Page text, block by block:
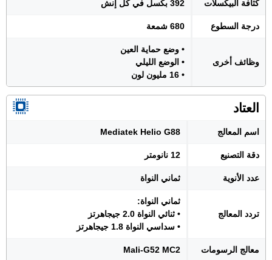
كثافة البيكسلات 392 بكسل في كل إنش
درجة السطوع 680 شمعة
وظائف أخرى
• وضع حماية العين
• الوضع الليلي
• 16 مليون لون
العتاد
اسم المعالج Mediatek Helio G88
دقة التصنيع 12 نانومتر
عدد الأنوية ثماني النواة
تردد المعالج
ثماني النواة:
• ثنائي النواة 2.0 جيجاهرتز
• سداسي النواة 1.8 جيجاهرتز
معالج الرسومات Mali-G52 MC2